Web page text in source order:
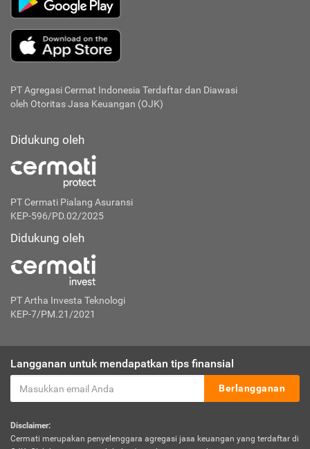
PT Agregasi Cermat Indonesia Terdaftar dan Diawasi
oleh Otoritas Jasa Keuangan (OJK)
Didukung oleh
PT Cermati Pialang Asuransi
KEP-596/PD.02/2025
Didukung oleh
PT Artha Investa Teknologi
KEP-7/PM.21/2021
Langganan untuk mendapatkan tips finansial
Berlangganan
Disclaimer:
Cermati merupakan penyelenggara agregasi jasa keuangan yang terdaftar di